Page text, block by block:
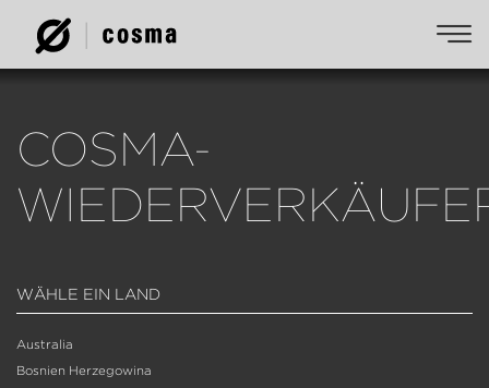
COSMA-
WÄHLE EIN LAND
Australia
Bosnien Herzegowina